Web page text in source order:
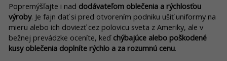
Popremýšľajte i nad dodávateľom oblečenia a rýchlosťou
výroby. Je fajn dať si pred otvorením podniku ušiť uniformy na
mieru alebo ich doviezť cez polovicu sveta z Ameriky, ale v
bežnej prevádzke oceníte, keď chýbajúce alebo poškodené
kusy oblečenia doplníte rýchlo a za rozumnú cenu.